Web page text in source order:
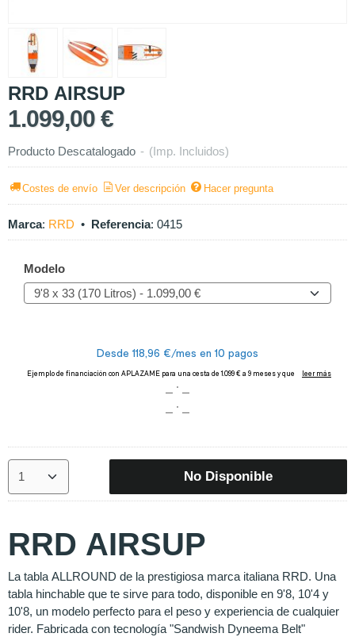
RRD AIRSUP
1.099,00 €
Producto Descatalogado - (Imp. Incluidos)
Costes de envío Ver descripción Hacer pregunta
Marca: RRD • Referencia: 0415
Modelo
No Disponible
RRD AIRSUP
La tabla ALLROUND de la prestigiosa marca italiana RRD. Una
tabla hinchable que te sirve para todo, disponible en 9'8, 10'4 y
10'8, un modelo perfecto para el peso y experiencia de cualquier
rider. Fabricada con tecnología "Sandwish Dyneema Belt"